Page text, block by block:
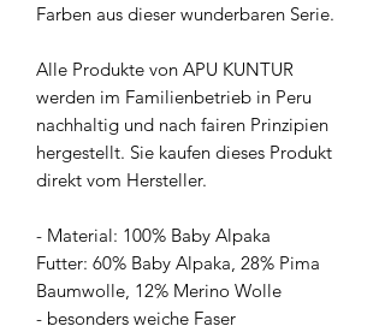
Farben aus dieser wunderbaren Serie.
Alle Produkte von APU KUNTUR
werden im Familienbetrieb in Peru
nachhaltig und nach fairen Prinzipien
hergestellt. Sie kaufen dieses Produkt
direkt vom Hersteller.
- Material: 100% Baby Alpaka
Futter: 60% Baby Alpaka, 28% Pima
Baumwolle, 12% Merino Wolle
- besonders weiche Faser